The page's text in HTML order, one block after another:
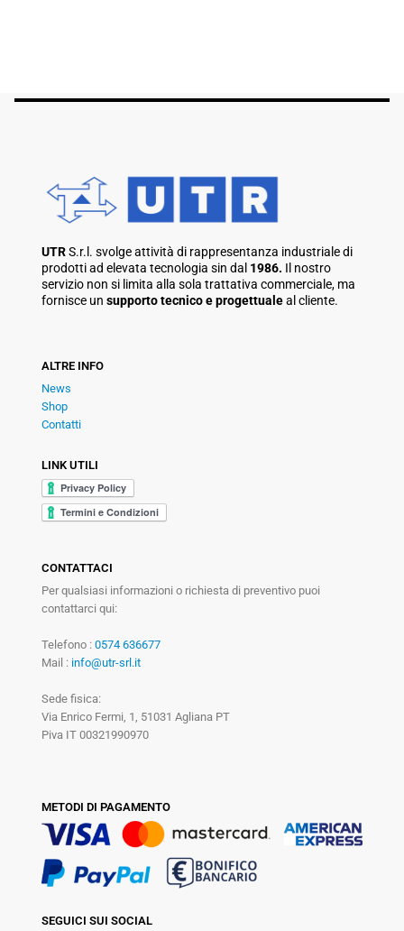
UTRS.r.l. svolge attività di rappresentanza industriale di
prodotti ad elevata tecnologia sin dal 1986. Il nostro
servizio non si limita alla sola trattativa commerciale, ma
fornisce un supporto tecnico e progettualeal cliente.
ALTRE INFO
News
Shop
Contatti
LINK UTILI
CONTATTACI
Per qualsiasi informazioni o richiesta di preventivo puoi
contattarci qui:
Telefono : 0574 636677
Mail : info@utr-srl.it
Sede fisica:
Via Enrico Fermi, 1, 51031 Agliana PT
Piva IT 00321990970
METODI DI PAGAMENTO
SEGUICI SUI SOCIAL